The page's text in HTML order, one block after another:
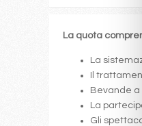
La quota
La
Il
Bevande a
La
Gli